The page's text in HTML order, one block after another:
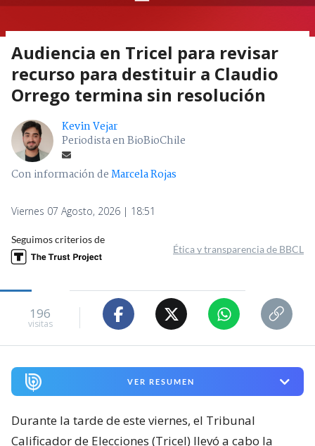
Audiencia en Tricel para revisar
recurso para destituir a Claudio
Orrego termina sin resolución
Kevin Vejar
Periodista en BioBioChile
Con información deMarcela Rojas
Viernes 07 Agosto, 2026 | 18:51
Seguimos criterios de
Ética y transparencia de BBCL
196
visitas
VER RESUMEN
Durante la tarde de este viernes, el Tribunal
Calificador de Elecciones (Tricel) llevó a cabo la